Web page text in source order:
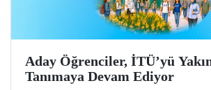
Aday Öğrenciler, İTÜ’yü
Tanımaya Devam Ediyor